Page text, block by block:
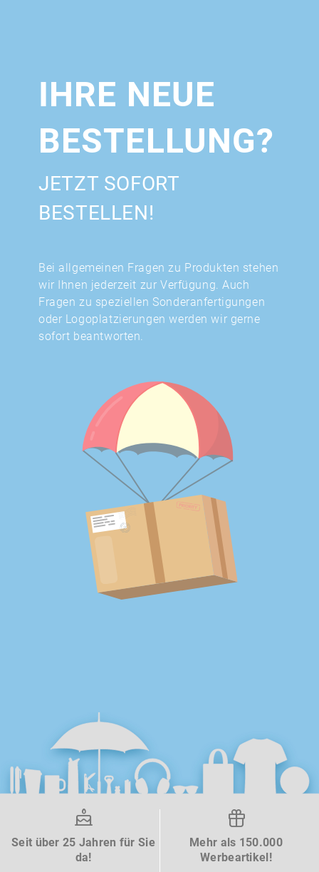
IHRE NEUE
BESTELLUNG?
JETZT SOFORT
BESTELLEN!
Bei allgemeinen Fragen zu Produkten stehen
wir Ihnen jederzeit zur Verfügung. Auch
Fragen zu speziellen Sonderanfertigungen
oder Logoplatzierungen werden wir gerne
sofort beantworten.
Seit über 25 Jahren für Sie
da!
Mehr als 150.000
Werbeartikel!